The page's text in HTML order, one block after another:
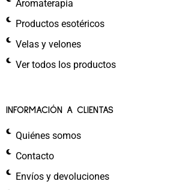
Aromaterapia
Productos esotéricos
Velas y velones
Ver todos los productos
INFORMACIÓN A CLIENTAS
Quiénes somos
Contacto
Envíos y devoluciones